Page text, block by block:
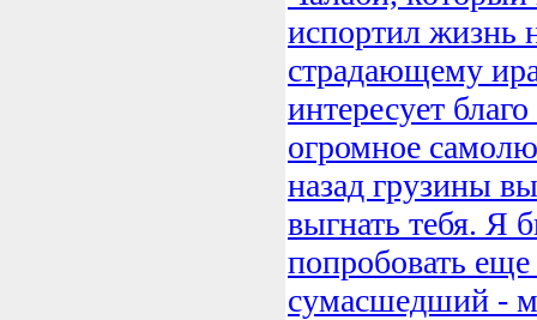
испортил жизнь
страдающему
интересует
огромное
назад грузины
выгнать тебя. Я
попробовать
сумасшедший -